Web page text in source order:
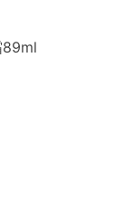
89ml